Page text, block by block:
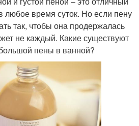
любое время суток. Но если пену
так, чтобы она продержалась
не каждый. Какие существуют
пены в ванной?